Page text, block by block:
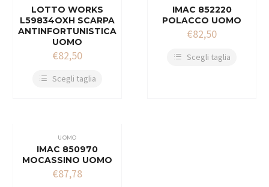
LOTTO WORKS
L59834OXH SCARPA
ANTINFORTUNISTICA
UOMO
€82,50
Scegli taglia
IMAC 852220
POLACCO UOMO
€82,50
Scegli taglia
UOMO
IMAC 850970
MOCASSINO UOMO
€87,78